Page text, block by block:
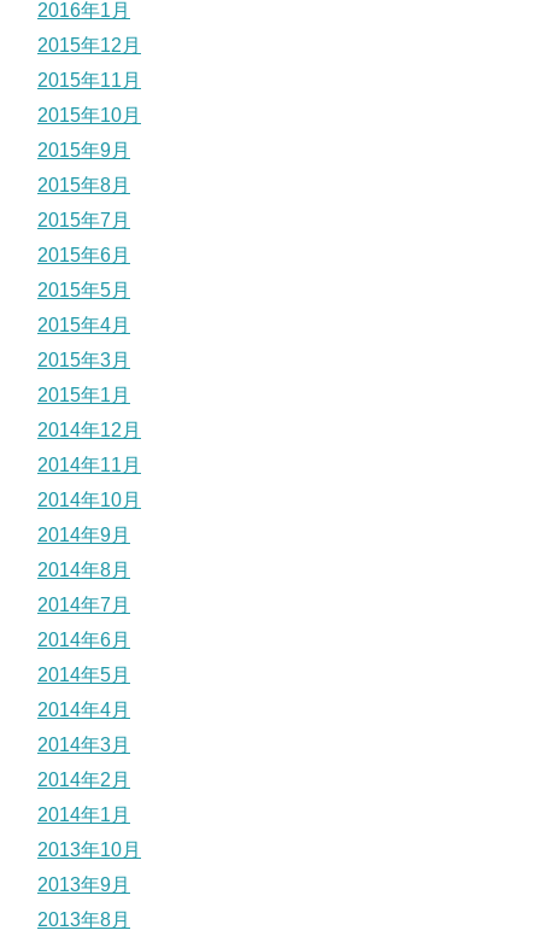
2016年1月
2015年12月
2015年11月
2015年10月
2015年9月
2015年8月
2015年7月
2015年6月
2015年5月
2015年4月
2015年3月
2015年1月
2014年12月
2014年11月
2014年10月
2014年9月
2014年8月
2014年7月
2014年6月
2014年5月
2014年4月
2014年3月
2014年2月
2014年1月
2013年10月
2013年9月
2013年8月